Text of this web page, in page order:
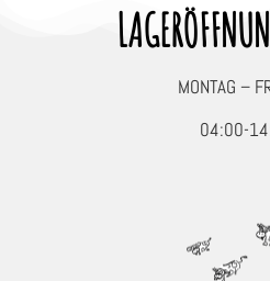
MONTAG –
04:00-